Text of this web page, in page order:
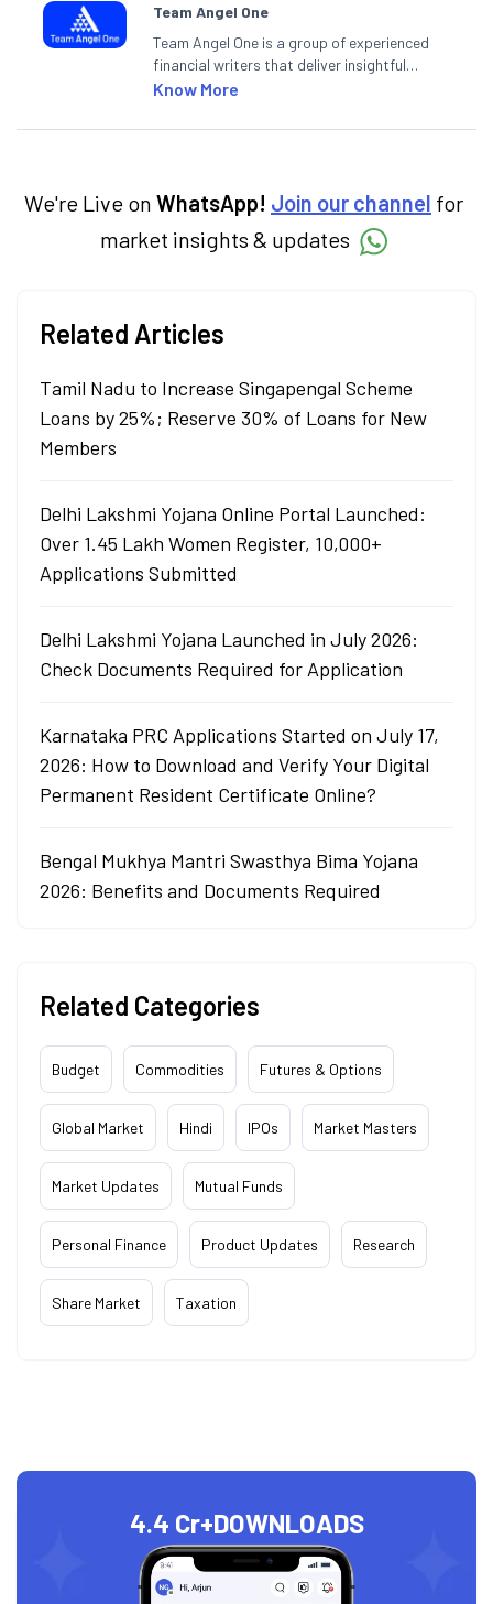
Team Angel One
Team Angel One is a group of experienced
financial writers that deliver insightful
articles on the stock market, IPO, economy,
categories.
Know More
We're Live on WhatsApp! Join our channel for
market insights & updates
Related Articles
Tamil Nadu to Increase Singapengal Scheme
Loans by 25%; Reserve 30% of Loans for New
Members
Delhi Lakshmi Yojana Online Portal Launched:
Over 1.45 Lakh Women Register, 10,000+
Applications Submitted
Delhi Lakshmi Yojana Launched in July 2026:
Check Documents Required for Application
Karnataka PRC Applications Started on July 17,
2026: How to Download and Verify Your Digital
Permanent Resident Certificate Online?
Bengal Mukhya Mantri Swasthya Bima Yojana
2026: Benefits and Documents Required
Related Categories
Budget Commodities Futures & Options
Global Market Hindi IPOs Market Masters
Market Updates Mutual Funds
Personal Finance Product Updates Research
Share Market Taxation
4.4 Cr+DOWNLOADS